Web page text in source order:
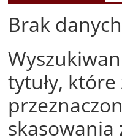
Brak
tytuły, które